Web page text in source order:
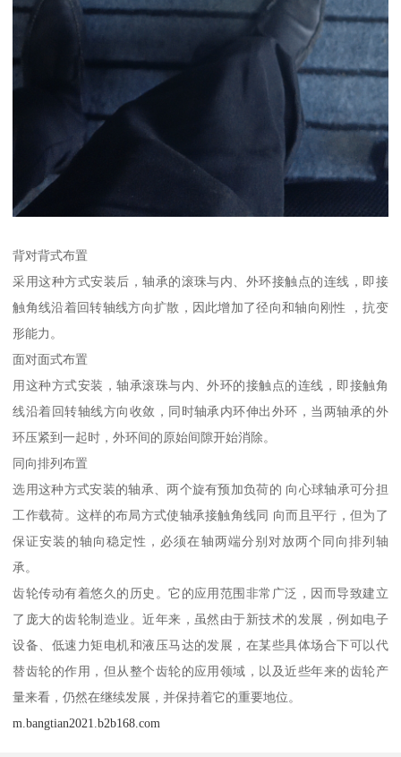
背对背式布置
采用这种方式安装后，轴承的滚珠与内、外环接触点的连线，即接
触角线沿着回转轴线方向扩散，因此增加了径向和轴向刚性 ，抗变
形能力。
面对面式布置
用这种方式安装，轴承滚珠与内、外环的接触点的连线，即接触角
线沿着回转轴线方向收敛，同时轴承内环伸出外环，当两轴承的外
环压紧到一起时，外环间的原始间隙开始消除。
同向排列布置
选用这种方式安装的轴承、两个旋有预加负荷的 向心球轴承可分担
工作载荷。这样的布局方式使轴承接触角线同 向而且平行，但为了
保证安装的轴向稳定性，必须在轴两端分别对放两个同向排列轴
承。
齿轮传动有着悠久的历史。它的应用范围非常广泛，因而导致建立
了庞大的齿轮制造业。近年来，虽然由于新技术的发展，例如电子
设备、低速力矩电机和液压马达的发展，在某些具体场合下可以代
替齿轮的作用，但从整个齿轮的应用领域，以及近些年来的齿轮产
量来看，仍然在继续发展，并保持着它的重要地位。
m.bangtian2021.b2b168.com